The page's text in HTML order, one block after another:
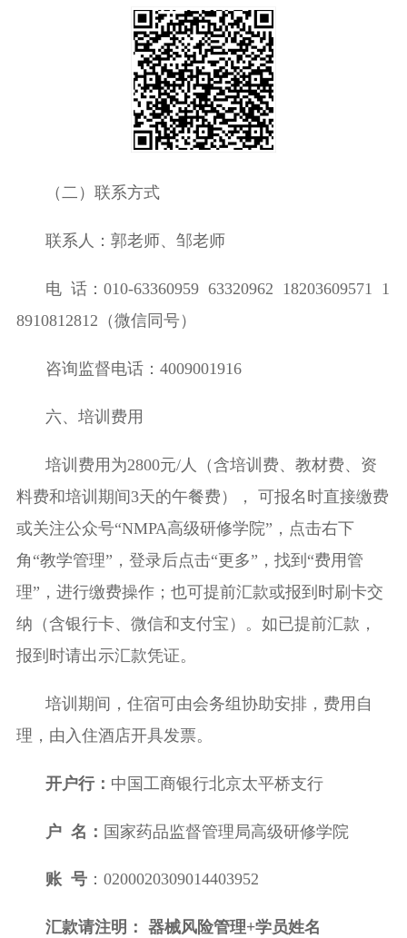
（二）联系方式
联系人：郭老师、 邹老师
电 话： 010-63360959 63320962 18203609571 1
8910812812 （微信同号）
咨询监督电话： 4009001916
六、培训费用
培训费用为2800元/人（含培训费、教材费、资
料费和培训期间3天的午餐费），
可报名时直接缴费
或关注公众号“NMPA高级研修学院” ，点击右下
角 “教学管理” ，登录后点击“更多” ，找到 “费用管
理” ，进行缴费操作；也可提前汇款或报到时刷卡交
纳（含银行卡、微信和支付宝）。如已提前汇款，
报到时请出示汇款凭证。
培训期间，住宿可由会务组协助安排，费用自
理，由入住酒店开具发票。
开户行： 中国工商银行北京太平桥支行
户 名： 国家药品监督管理局高级研修学院
账 号 ：0200020309014403952
汇款请注明： 器械风险管理+学员姓名